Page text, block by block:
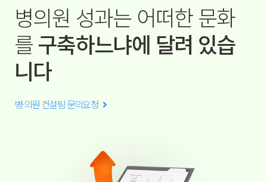
병의원 성과는 어떠한 문화
를구축하느냐에 달려 있습
니다
병·의원 컨설팅 문의요청